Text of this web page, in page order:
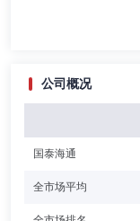
公司概况
国泰海通
全市场平均